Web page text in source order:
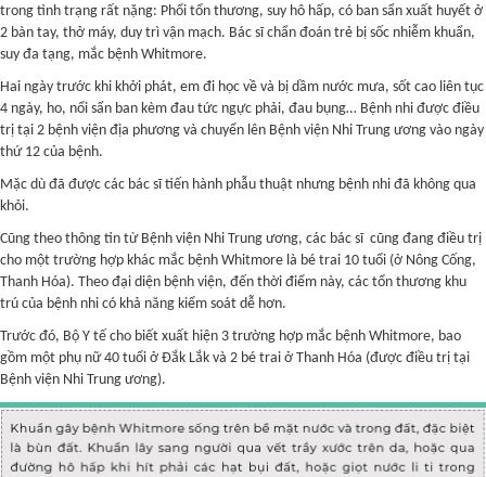
trong tình trạng rất nặng: Phổi tổn thương, suy hô hấp, có ban sẩn xuất huyết ở
2 bàn tay, thở máy, duy trì vận mạch. Bác sĩ chẩn đoán trẻ bị sốc nhiễm khuẩn,
suy đa tạng, mắc bệnh Whitmore.
Hai ngày trước khi khởi phát, em đi học về và bị dầm nước mưa, sốt cao liên tục
4 ngày, ho, nổi sẩn ban kèm đau tức ngực phải, đau bụng… Bệnh nhi được điều
trị tại 2 bệnh viện địa phương và chuyển lên Bệnh viện Nhi Trung ương vào ngày
thứ 12 của bệnh.
Mặc dù đã được các bác sĩ tiến hành phẫu thuật nhưng bệnh nhi đã không qua
khỏi.
Cũng theo thông tin từ Bệnh viện Nhi Trung ương, các bác sĩ cũng đang điều trị
cho một trường hợp khác mắc bệnh Whitmore là bé trai 10 tuổi (ở Nông Cống,
Thanh Hóa). Theo đại diện bệnh viện, đến thời điểm này, các tổn thương khu
trú của bệnh nhi có khả năng kiểm soát dễ hơn.
Trước đó, Bộ Y tế cho biết xuất hiện 3 trường hợp mắc bệnh Whitmore, bao
gồm một phụ nữ 40 tuổi ở Đắk Lắk và 2 bé trai ở Thanh Hóa (được điều trị tại
Bệnh viện Nhi Trung ương).